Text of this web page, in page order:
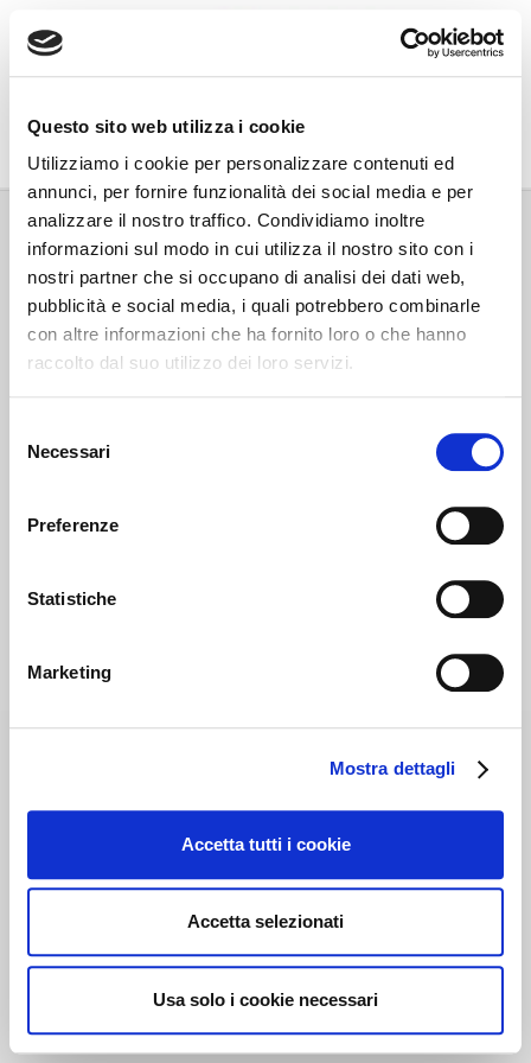
Questo sito web utilizza i cookie
Utilizziamo i cookie per personalizzare contenuti ed
annunci, per fornire funzionalità dei social media e per
analizzare il nostro traffico. Condividiamo inoltre
informazioni sul modo in cui utilizza il nostro sito con i
nostri partner che si occupano di analisi dei dati web,
pubblicità e social media, i quali potrebbero combinarle
con altre informazioni che ha fornito loro o che hanno
raccolto dal suo utilizzo dei loro servizi.
delNecessari
Preferenze
Statistiche
Marketing
Mostra dettagli
Accetta tutti i cookie
Accetta selezionati
Usa solo i cookie necessari
Associazione Go Wine
Via Vida, 6
12051 Alba (Cn)
tel. +39 0173 364631
Codice SDI: USAL8PV
PEC gowine@legalmail.it
info@gowinet.it